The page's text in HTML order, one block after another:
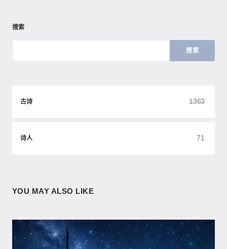
搜索
搜索
古诗 1363
诗人 71
YOU MAY ALSO LIKE